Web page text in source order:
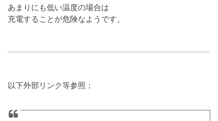
あまりにも低い温度の場合は
充電することが危険なようです。
以下外部リンク等参照；